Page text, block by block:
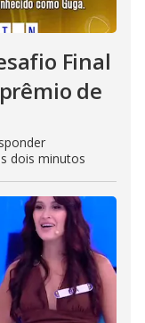
Final
de
dois minutos